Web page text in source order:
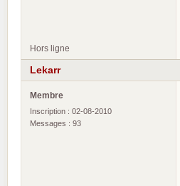
Hors ligne
Lekarr
Membre
Inscription : 02-08-2010
Messages : 93